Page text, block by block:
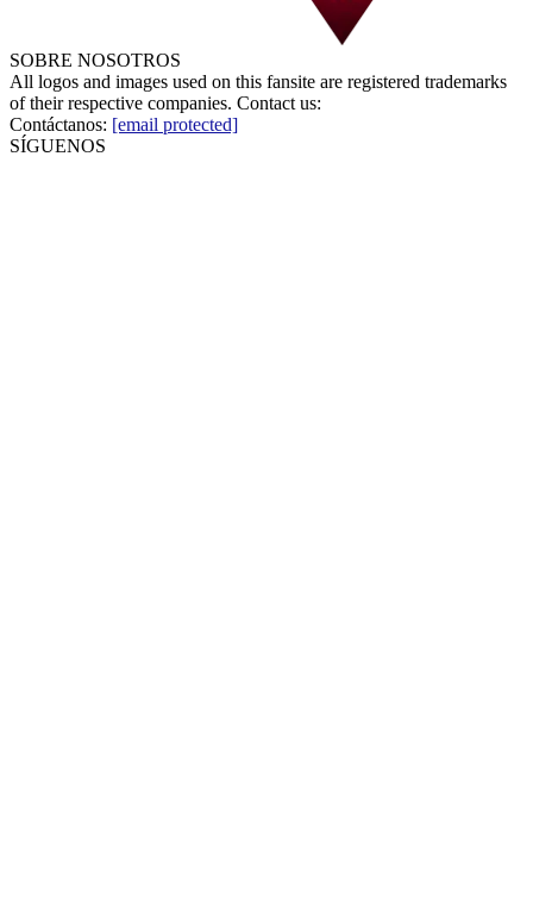
SOBRE NOSOTROS
All logos and images used on this fansite are registered trademarks
of their respective companies. Contact us:
Contáctanos: [email protected]
SÍGUENOS